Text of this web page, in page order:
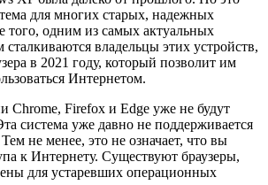
для многих старых, надежных
того, одним из самых актуальных
владельцы этих устройств,
в 2021 году, который позволит им
Интернетом.
Chrome, Firefox и Edge уже не будут
система уже давно не поддерживается
не менее, это не означает, что вы
к Интернету. Существуют браузеры,
для устаревших операционных